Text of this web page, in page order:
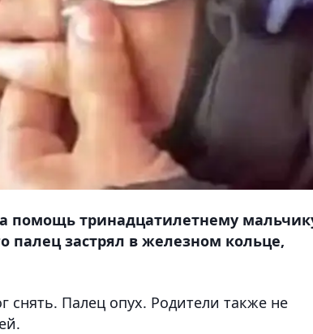
помощь тринадцатилетнему
палец застрял в железном кольце,
снять. Палец опух. Родители также не